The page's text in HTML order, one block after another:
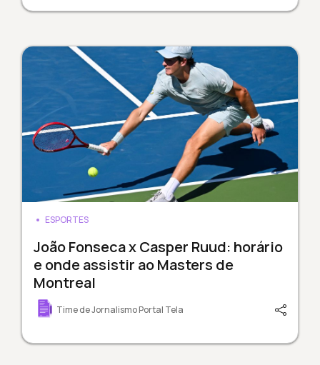
ESPORTES
João Fonseca x Casper Ruud: horário
e onde assistir ao Masters de
Montreal
Time de Jornalismo Portal Tela